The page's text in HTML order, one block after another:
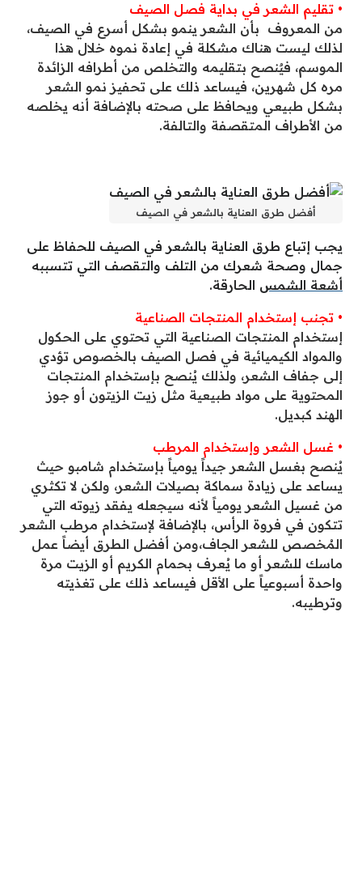
• تقليم الشعر في بداية فصل الصيف
من المعروف بأن الشعر ينمو بشكل أسرع في الصيف،
لذلك ليست هناك مشكلة في إعادة نموه خلال هذا
الموسم، فيٌنصح بتقليمه والتخلص من أطرافه الزائدة
مره كل شهرين، فيساعد ذلك على تحفيز نمو الشعر
بشكل طبيعي ويحافظ على صحته بالإضافة أنه يخلصه
من الأطراف المتقصفة والتالفة.
أفضل طرق العناية بالشعر في الصيف
يجب إتباع طرق العناية بالشعر في الصيف للحفاظ على
جمال وصحة شعرك من التلف والتقصف التي تتسببه
أشعة الشمس الحارقة.
• تجنب إستخدام المنتجات الصناعية
إستخدام المنتجات الصناعية التي تحتوي على الحكول
والمواد الكيميائية في فصل الصيف بالخصوص تؤدي
إلى جفاف الشعر، ولذلك يُنصح بإستخدام المنتجات
المحتوية على مواد طبيعية مثل زيت الزيتون أو جوز
الهند كبديل.
• غسل الشعر وإستخدام المرطب
يُنصح بغسل الشعر جيداً يومياً بإستخدام شامبو حيث
يساعد على زيادة سماكة بصيلات الشعر، ولكن لا تكثري
من غسيل الشعر يومياً لأنه سيجعله يفقد زيوته التي
تتكون في فروة الرأس، بالإضافة لإستخدام مرطب الشعر
المُخصص للشعر الجاف،ومن أفضل الطرق أيضاً عمل
ماسك للشعر أو ما يُعرف بحمام الكريم أو الزيت مرة
واحدة أسبوعياً على الأقل فيساعد ذلك على تغذيته
وترطيبه.